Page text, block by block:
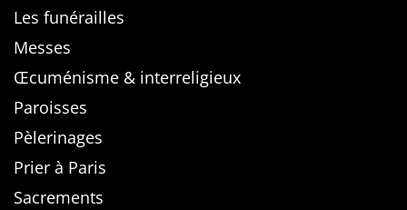
Les funérailles
Messes
Œcuménisme & interreligieux
Paroisses
Pèlerinages
Prier à Paris
Sacrements